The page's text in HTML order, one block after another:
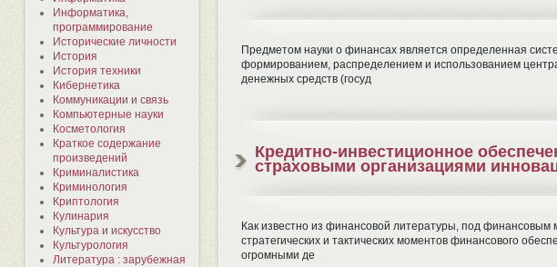
Информатика,
программирование
Исторические личности
История
История техники
Кибернетика
Коммуникации и связь
Компьютерные науки
Косметология
Краткое содержание
произведений
Криминалистика
Криминология
Криптология
Кулинария
Культура и искусство
Культурология
Литература : зарубежная
Предметом науки о финансах является определенная
формированием, распределением и использованием
денежных средств (госуд
Кредитно-инвестиционное
страховыми организациями
Как известно из финансовой литературы, под
стратегических и тактических моментов финансового
огромными де